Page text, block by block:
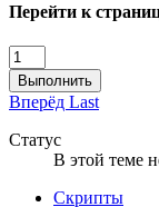
Перейти к
Выполнить
Вперёд Last
Статус
В этой теме
Скрипты